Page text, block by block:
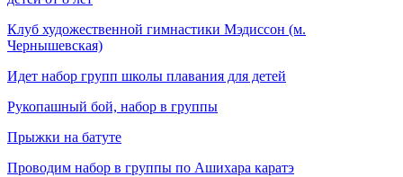
Клуб художественной гимнастики Мэдиссон (м.
Чернышевская)
Идет набор групп школы плавания для детей
Рукопашный бой, набор в группы
Прыжки на батуте
Проводим набор в группы по Ашихара каратэ